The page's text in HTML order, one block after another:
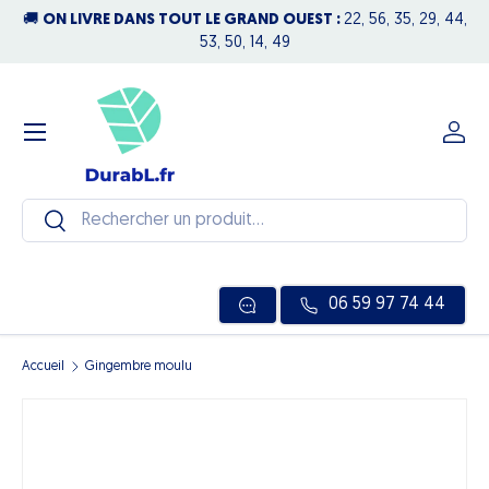
🚚 ON LIVRE DANS TOUT LE GRAND OUEST : 22, 56, 35, 29, 44,
53, 50, 14, 49
Recherche
Rechercher
06 59 97 74 44
Se
Menu
Accueil Gingembre moulu